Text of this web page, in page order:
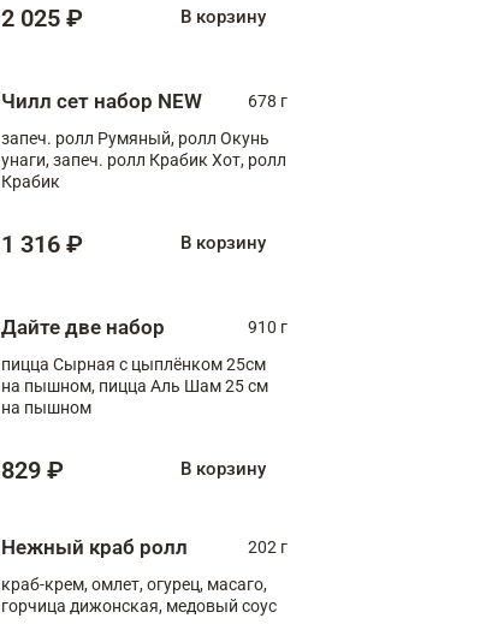
2 025 ₽ В корзину
Чилл сет набор NEW
678 г
запеч. ролл Румяный, ролл Окунь
унаги, запеч. ролл Крабик Хот, ролл
Крабик
1 316 ₽ В корзину
Дайте две набор
910 г
пицца Сырная с цыплёнком 25см
на пышном, пицца Аль Шам 25 см
на пышном
829 ₽ В корзину
Нежный краб ролл
202 г
краб-крем, омлет, огурец, масаго,
горчица дижонская, медовый соус